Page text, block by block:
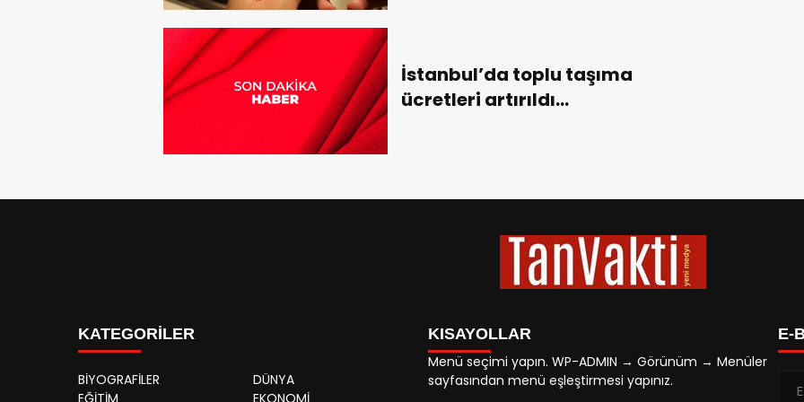
İstanbul’da toplu taşıma
ücretleri artırıldı…
KATEGORİLER
BİYOGRAFİLER
DÜNYA
EĞİTİM
EKONOMİ
KISAYOLLAR
Menü seçimi yapın. WP-ADMIN → Görünüm → Menüler
sayfasından menü eşleştirmesi yapınız.
E-